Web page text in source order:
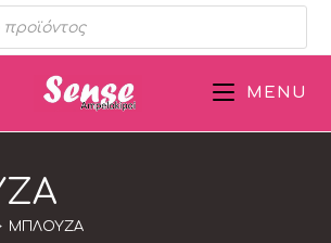
MENU
ΜΠΛΟΥΖΑ